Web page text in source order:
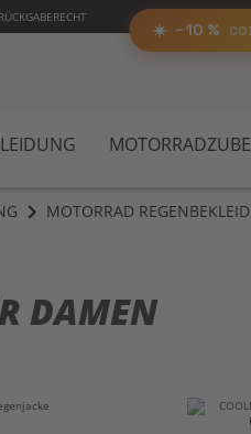
RABATTAUF ALLES!
☀️ −10 %
MOTORRAD
DAMEN